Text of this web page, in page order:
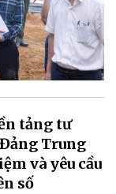
tảng tư
Trung
và yêu cầu
số